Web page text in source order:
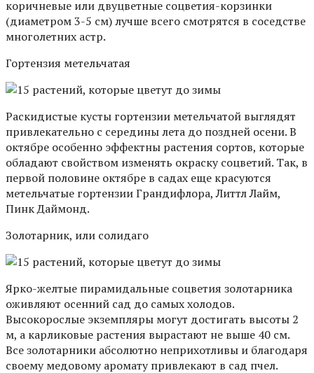
коричневые или двуцветные соцветия-корзинки
(диаметром 3-5 см) лучше всего смотрятся в соседстве
многолетних астр.
Гортензия метельчатая
Раскидистые кусты гортензии метельчатой выглядят
привлекательно с середины лета до поздней осени. В
октябре особенно эффектны растения сортов, которые
обладают свойством изменять окраску соцветий. Так, в
первой половине октябре в садах еще красуются
метельчатые гортензии Грандифлора, Литтл Лайм,
Пинк Даймонд.
Золотарник, или солидаго
Ярко-желтые пирамидальные соцветия золотарника
оживляют осенний сад до самых холодов.
Высокорослые экземпляры могут достигать высоты 2
м, а карликовые растения вырастают не выше 40 см.
Все золотарники абсолютно неприхотливы и благодаря
своему медовому аромату привлекают в сад пчел.